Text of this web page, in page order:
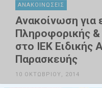
ΑΝΑΚΟΙΝΏΣΕΙΣ
Ανακοίνωση για
Πληροφορικής
στο ΙΕΚ Ειδικής
Παρασκευής
10 ΟΚΤΩΒΡΊΟΥ, 2014